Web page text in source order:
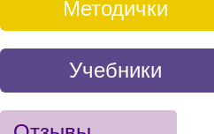
Методички
Учебники